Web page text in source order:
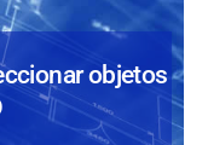
objetos